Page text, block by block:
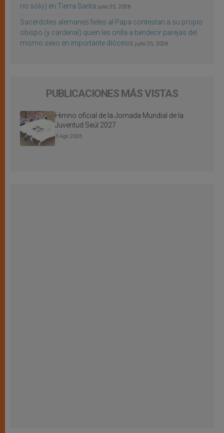
no sólo) en Tierra Santa julio 25, 2026
Sacerdotes alemanes fieles al Papa contestan a su propio
obispo (y cardenal) quien les orilla a bendecir parejas del
mismo sexo en importante diócesis julio 25, 2026
PUBLICACIONES MÁS VISTAS
Himno oficial de la Jornada Mundial de la
Juventud Seúl 2027
3 Ago 2026